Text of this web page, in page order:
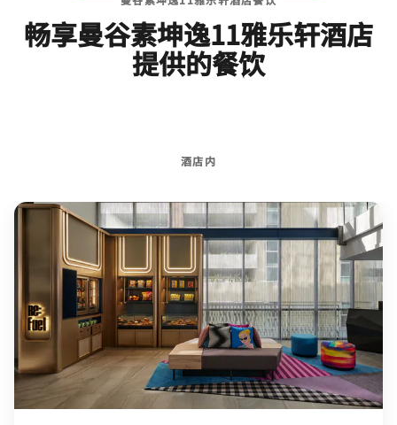
畅享曼谷素坤逸11雅乐轩酒店
提供的餐饮
酒店内